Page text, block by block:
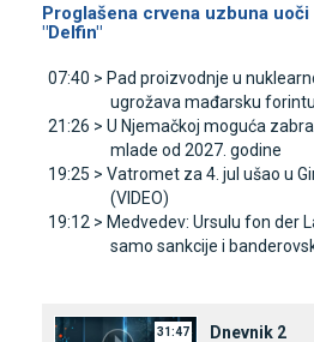
Proglašena crvena uzbuna
"Delfin"
07:40 > Pad proizvodnje u
ugrožava mađarsku forintu
21:26 > U Njemačkoj moguća
mlade od 2027. godine
19:25 > Vatromet za 4. jul ušao u
(VIDEO)
19:12 > Medvedev: Ursulu fon der
samo sankcije i
31:47
Dnevnik 2